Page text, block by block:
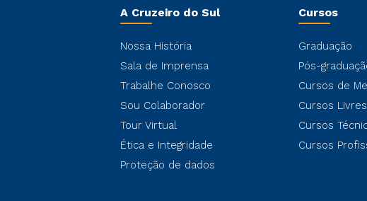
A Cruzeiro do Sul
Nossa História
Sala de Imprensa
Trabalhe Conosco
Sou Colaborador
Tour Virtual
Ética e Integridade
Proteção de dados
Cursos
Graduação
Pós-
Cursos de
Cursos Livres
Cursos
Cursos